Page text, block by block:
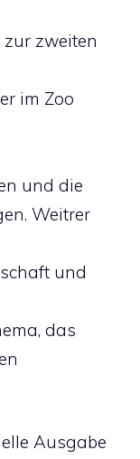
zweiten
im Zoo
und die
Weitrer
und
das
Ausgabe